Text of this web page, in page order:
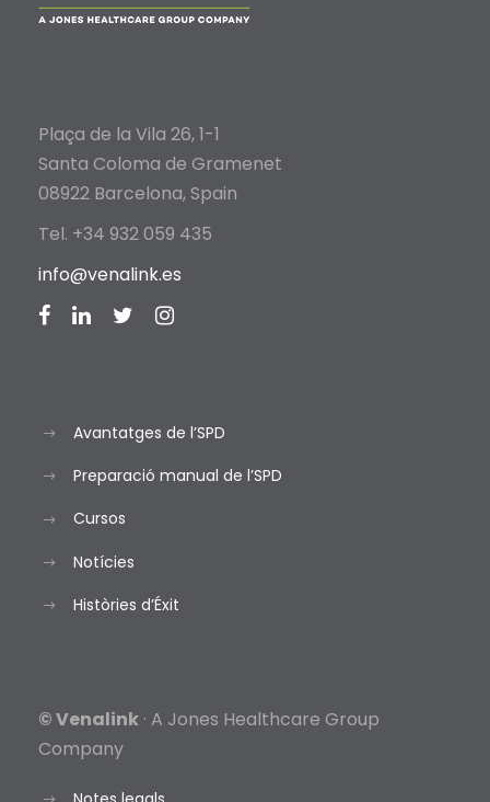
Plaça de la Vila 26, 1-1
Santa Coloma de Gramenet
08922 Barcelona, Spain
Tel. +34 932 059 435
info@venalink.es
Avantatges de l’SPD
Preparació manual de l’SPD
Cursos
Notícies
Històries d’Éxit
© Venalink · A Jones Healthcare Group
Company